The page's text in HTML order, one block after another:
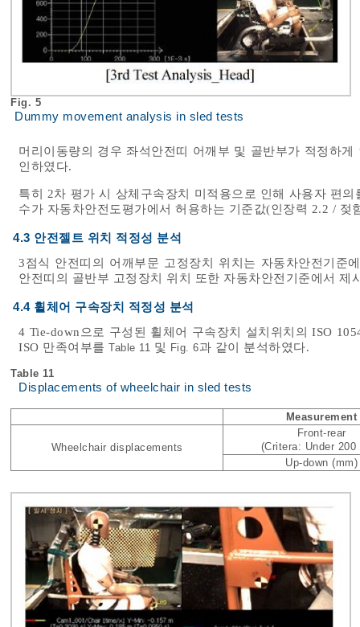
Fig. 5
Dummy movement analysis in sled tests
머리이동량의 경우 좌석안전띠 어깨부 및 골반부가 적정하
인하였다.
특히 2차 평가 시 상체구속장치 미적용으로 인해 사용자 편
수가 자동차안전도평가에서 허용하는 기준값(인장력 2.2 /
4.3 안전젤트 위치 적정성 분석
3점식 안전띠의 어깨부문 고정장치 위치는 자동차안전기준
안전띠의 골반부 고정장치 위치 또한 자동차안전기준에서
4.4 휠체어 구속장치 적정성 분석
4 Tie-down으로 구성된 휠체어 구속장치 설치위치의 ISO
ISO 만족여부를 Table 11 및 Fig. 6과 같이 분석하였다.
Table 11
Displacements of wheelchair in sled tests
Measurement
Wheelchair displacements
Front-rear
(Critera: Under 200
Up-down (mm)